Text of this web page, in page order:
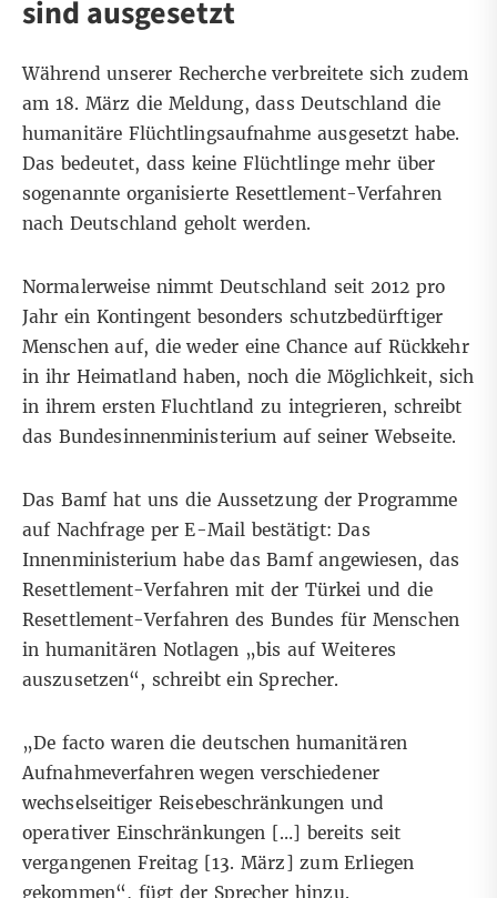
sind ausgesetzt
Während unserer Recherche verbreitete sich zudem
am 18. März die Meldung, dass Deutschland die
humanitäre Flüchtlingsaufnahme ausgesetzt habe.
Das bedeutet, dass keine Flüchtlinge mehr über
sogenannte organisierte Resettlement-Verfahren
nach Deutschland geholt werden.
Normalerweise nimmt Deutschland seit 2012 pro
Jahr ein Kontingent besonders schutzbedürftiger
Menschen auf, die weder eine Chance auf Rückkehr
in ihr Heimatland haben, noch die Möglichkeit, sich
in ihrem ersten Fluchtland zu integrieren, schreibt
das Bundesinnenministerium auf seiner Webseite.
Das Bamf hat uns die Aussetzung der Programme
auf Nachfrage per E-Mail bestätigt: Das
Innenministerium habe das Bamf angewiesen, das
Resettlement-Verfahren mit der Türkei und die
Resettlement-Verfahren des Bundes für Menschen
in humanitären Notlagen „bis auf Weiteres
auszusetzen“, schreibt ein Sprecher.
„De facto ‎waren die deutschen humanitären
Aufnahmeverfahren wegen verschiedener
wechselseitiger Reisebeschränkungen und
operativer Einschränkungen […] bereits seit
vergangenen Freitag [13. März] zum Erliegen
gekommen“, fügt der Sprecher hinzu.